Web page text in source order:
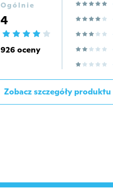
Ogólnie
4
926 oceny
Zobacz szczegóły produktu